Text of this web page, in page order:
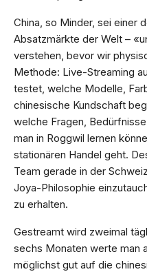
China, so Minder, sei einer
Absatzmärkte der Welt –
verstehen, bevor wir
Methode: Live-Streaming
testet, welche Modelle,
chinesische Kundschaft
welche Fragen,
man in Roggwil lernen
stationären Handel geht.
Team gerade in der
Joya-Philosophie
zu erhalten.
Gestreamt wird zweimal
sechs Monaten werte man
möglichst gut auf die